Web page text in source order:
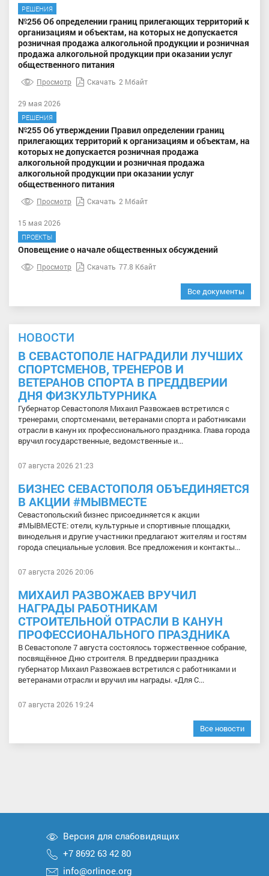
РЕШЕНИЯ
№256 Об определении границ прилегающих территорий к
организациям и объектам, на которых не допускается
розничная продажа алкогольной продукции и розничная
продажа алкогольной продукции при оказании услуг
общественного питания
Просмотр Скачать 2 Мбайт
29 мая 2026
РЕШЕНИЯ
№255 Об утверждении Правил определении границ
прилегающих территорий к организациям и объектам, на
которых не допускается розничная продажа
алкогольной продукции и розничная продажа
алкогольной продукции при оказании услуг
общественного питания
Просмотр Скачать 2 Мбайт
15 мая 2026
ПРОЕКТЫ
Оповещение о начале общественных обсуждений
Просмотр Скачать 77.8 Кбайт
Все документы
НОВОСТИ
В СЕВАСТОПОЛЕ НАГРАДИЛИ ЛУЧШИХ
СПОРТСМЕНОВ, ТРЕНЕРОВ И
ВЕТЕРАНОВ СПОРТА В ПРЕДДВЕРИИ
ДНЯ ФИЗКУЛЬТУРНИКА
Губернатор Севастополя Михаил Развожаев встретился с
тренерами, спортсменами, ветеранами спорта и работниками
отрасли в канун их профессионального праздника. Глава города
вручил государственные, ведомственные и...
07 августа 2026 21:23
БИЗНЕС СЕВАСТОПОЛЯ ОБЪЕДИНЯЕТСЯ
В АКЦИИ #МЫВМЕСТЕ
Севастопольский бизнес присоединяется к акции
#МЫВМЕСТЕ: отели, культурные и спортивные площадки,
винодельня и другие участники предлагают жителям и гостям
города специальные условия. Все предложения и контакты...
07 августа 2026 20:06
МИХАИЛ РАЗВОЖАЕВ ВРУЧИЛ
НАГРАДЫ РАБОТНИКАМ
СТРОИТЕЛЬНОЙ ОТРАСЛИ В КАНУН
ПРОФЕССИОНАЛЬНОГО ПРАЗДНИКА
В Севастополе 7 августа состоялось торжественное собрание,
посвящённое Дню строителя. В преддверии праздника
губернатор Михаил Развожаев встретился с работниками и
ветеранами отрасли и вручил им награды. «Для С...
07 августа 2026 19:24
Все новости
Версия для слабовидящих
+7 8692 63 42 80
info@orlinoe.org